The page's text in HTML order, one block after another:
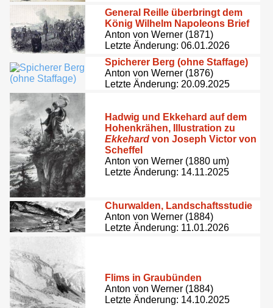
General Reille überbringt dem
König Wilhelm Napoleons Brief
Anton von Werner (1871)
Letzte Änderung: 06.01.2026
Spicherer Berg (ohne Staffage)
Anton von Werner (1876)
Letzte Änderung: 20.09.2025
Hadwig und Ekkehard auf dem
Hohenkrähen, Illustration zu
Ekkehard von Joseph Victor von
Scheffel
Anton von Werner (1880 um)
Letzte Änderung: 14.11.2025
Churwalden, Landschaftsstudie
Anton von Werner (1884)
Letzte Änderung: 11.01.2026
Flims in Graubünden
Anton von Werner (1884)
Letzte Änderung: 14.10.2025